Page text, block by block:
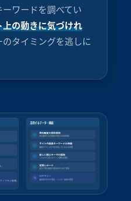
ワードを調べてい
の動きに気づけれ
タイミングを逃しに
ップセル候補。
活用するデータ・機能
既存顧客の再訪検知
既存顧客の訪問頻度の変化を自動検知
サイト内検索キーワードの把握
顧客がサイト内で何を探しているかを把握
新しい関心テーマの検知
これまでと異なるページ閲覧を捕捉
定期レポート
週次で既存顧客の動向をまとめて配信
AIサマリー
顧客動向をAIが要約・フォロー候補を整理